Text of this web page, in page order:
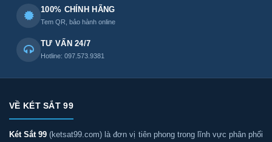
100% CHÍNH HÃNG
Tem QR, bảo hành online
TƯ VẤN 24/7
Hotline: 097.573.9381
VỀ KÉT SẮT 99
Két Sắt 99 (ketsat99.com) là đơn vị tiên phong trong lĩnh vực phân phối